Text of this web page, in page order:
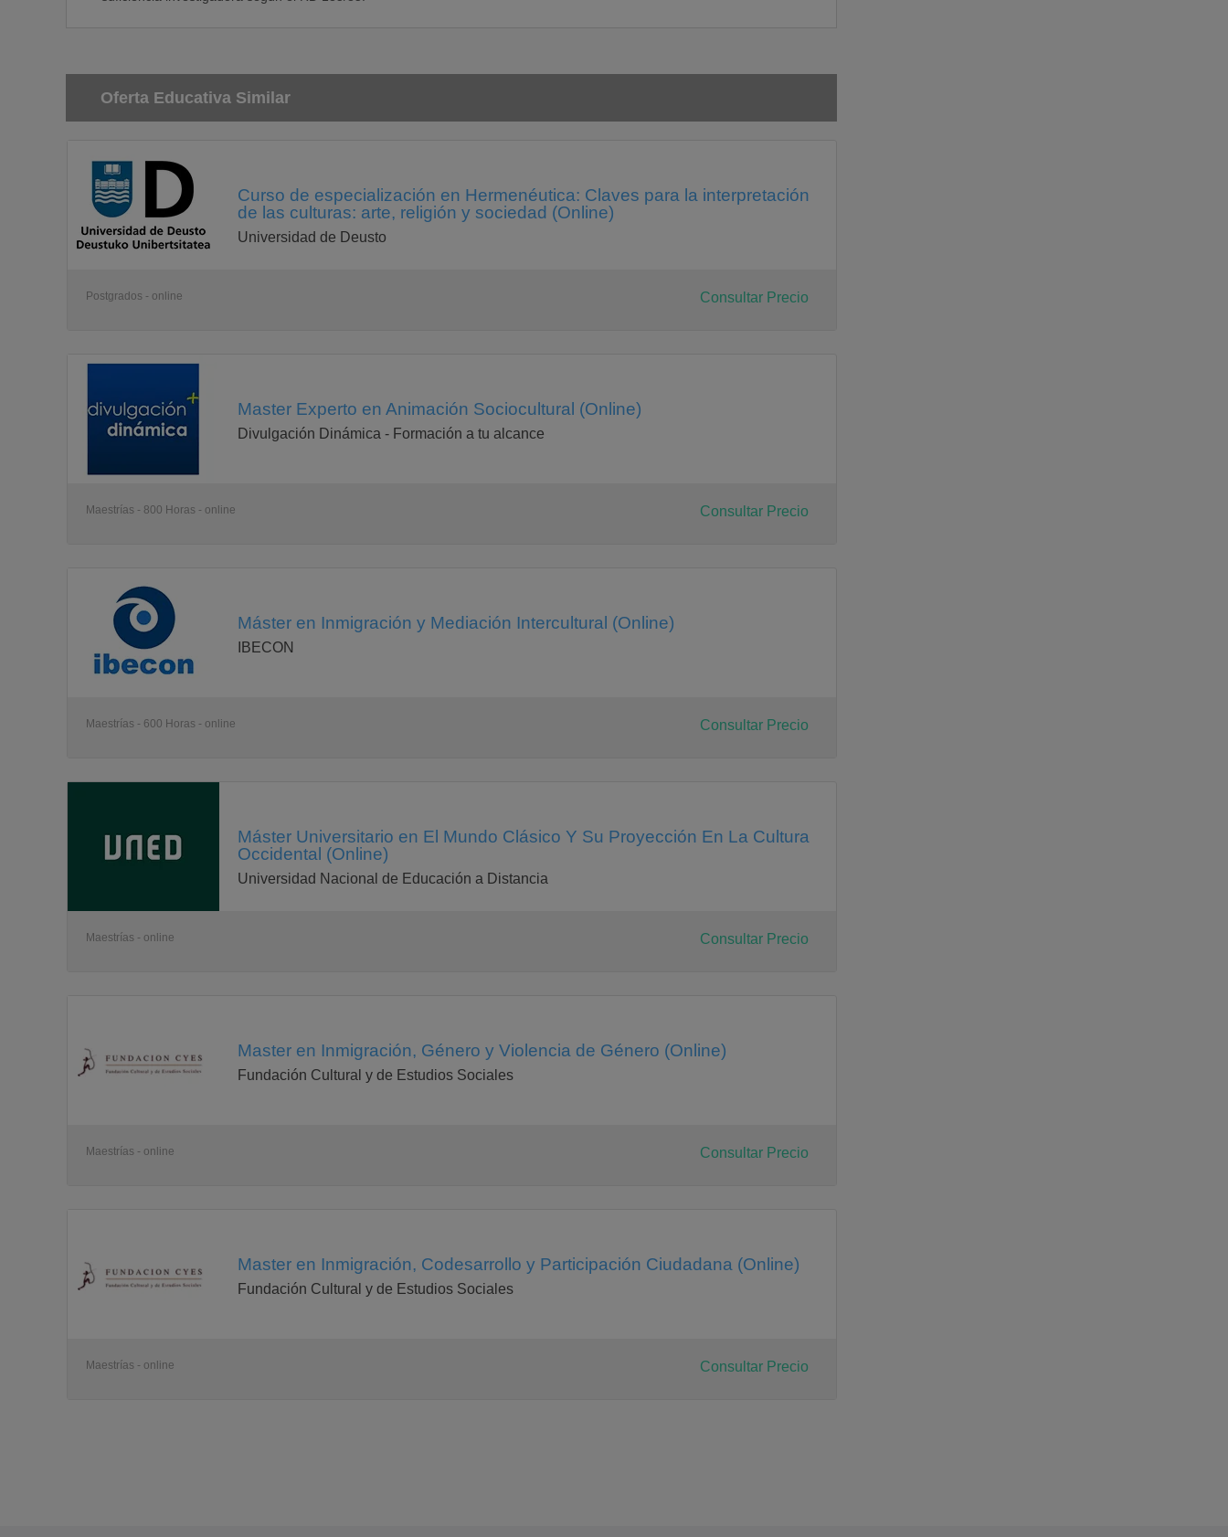
Oferta Educativa Similar
Curso de especialización en Hermenéutica: Claves para la interpretación
de las culturas: arte, religión y sociedad (Online)
Universidad de Deusto
Postgrados - online Consultar Precio
Master Experto en Animación Sociocultural (Online)
Divulgación Dinámica - Formación a tu alcance
Maestrías - 800 Horas - online Consultar Precio
Máster en Inmigración y Mediación Intercultural (Online)
IBECON
Maestrías - 600 Horas - online Consultar Precio
Máster Universitario en El Mundo Clásico Y Su Proyección En La Cultura
Occidental (Online)
Universidad Nacional de Educación a Distancia
Maestrías - online Consultar Precio
Master en Inmigración, Género y Violencia de Género (Online)
Fundación Cultural y de Estudios Sociales
Maestrías - online Consultar Precio
Master en Inmigración, Codesarrollo y Participación Ciudadana (Online)
Fundación Cultural y de Estudios Sociales
Maestrías - online Consultar Precio